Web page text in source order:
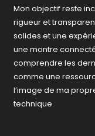
Mon objectif reste
rigueur et
solides et une
une montre
comprendre les
comme une
l’image de ma
technique.